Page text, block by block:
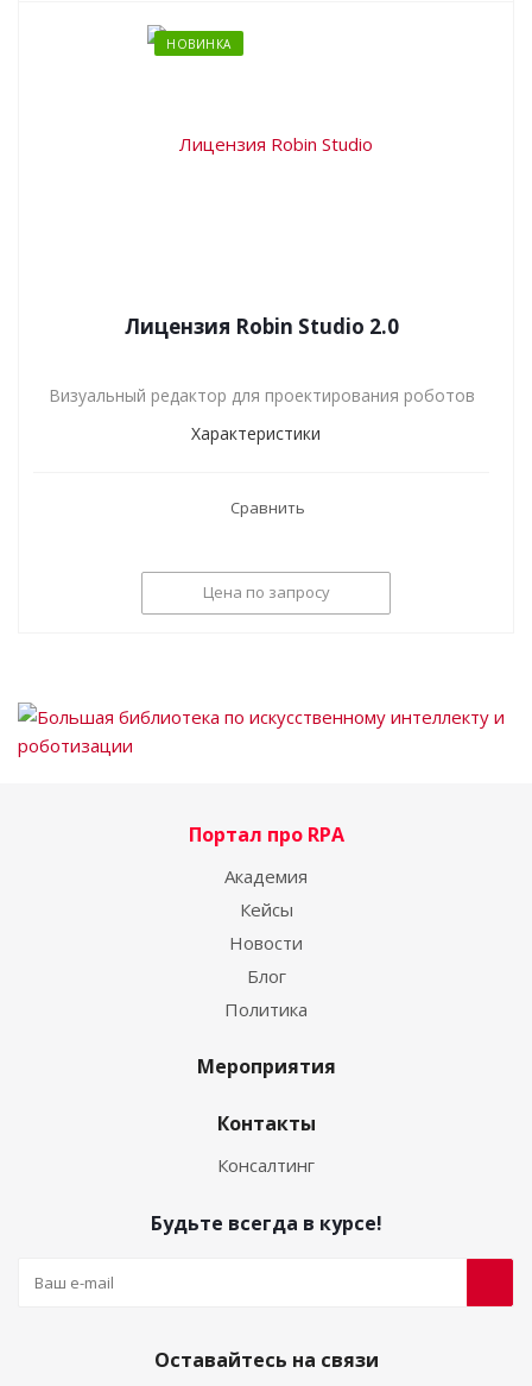
НОВИНКА
Лицензия Robin Studio 2.0
Визуальный редактор для проектирования роботов
Характеристики
Сравнить
Цена по запросу
Портал про RPA
Академия
Кейсы
Новости
Блог
Политика
Мероприятия
Контакты
Консалтинг
Будьте всегда в курсе!
Оставайтесь на связи